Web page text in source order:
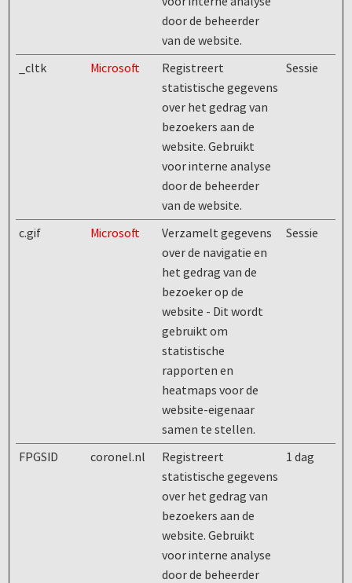
door de beheerder
van de website.
_cltk Microsoft
Registreert
statistische gegevens
over het gedrag van
bezoekers aan de
website. Gebruikt
voor interne analyse
door de beheerder
van de website.
Sessie
c.gif Microsoft
Verzamelt gegevens
over de navigatie en
het gedrag van de
bezoeker op de
website - Dit wordt
gebruikt om
statistische
rapporten en
heatmaps voor de
website-eigenaar
samen te stellen.
Sessie
FPGSID coronel.nl
Registreert
statistische gegevens
over het gedrag van
bezoekers aan de
website. Gebruikt
voor interne analyse
door de beheerder
1 dag